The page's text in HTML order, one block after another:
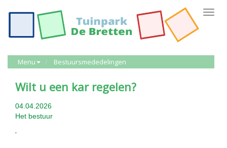
Menu Bestuursmededelingen
Wilt u een kar regelen?
04.04.2026
Het bestuur
.